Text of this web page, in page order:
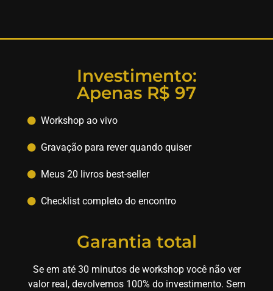
Investimento:
Apenas R$ 97
Workshop ao vivo
Gravação para rever quando quiser
Meus 20 livros best-seller
Checklist completo do encontro
Garantia total
Se em até 30 minutos de workshop você não ver
valor real, devolvemos 100% do investimento. Sem